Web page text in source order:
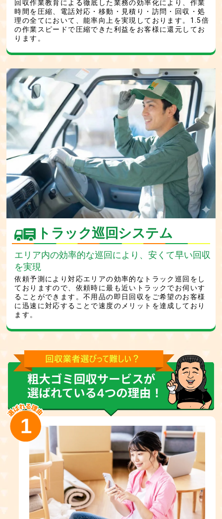
回収作業教育による徹底した業務の効率化により、作業
時間を圧縮、電話対応・移動・見積り・訪問・回収・処
理の全てにおいて、能率向上を実現しております。1.5倍
の作業スピードで圧縮できた利益をお客様に還元してお
ります。
トラック巡回システム
エリア内の効率的な巡回により、安くて早い回収
を実現
依頼予測により対応エリアの効率的なトラック巡回をし
ておりますので、依頼時に最も近いトラックでお伺いす
ることができます。不用品の即日回収をご希望のお客様
に迅速に対応することで速度のメリットを達成しており
ます。
1